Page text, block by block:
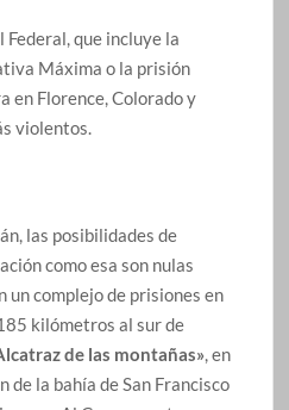
que incluye la
Máxima o la prisión
en Florence, Colorado y
violentos.
las posibilidades de
como esa son nulas
un complejo de prisiones en
kilómetros al sur de
de las montañas» , en
de la bahía de San Francisco